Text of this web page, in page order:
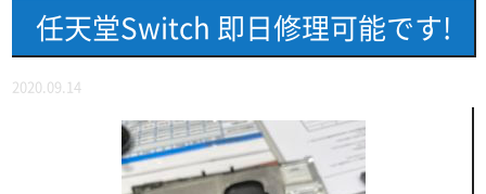
任天堂Switch 即日修理可能です!
2020.09.14